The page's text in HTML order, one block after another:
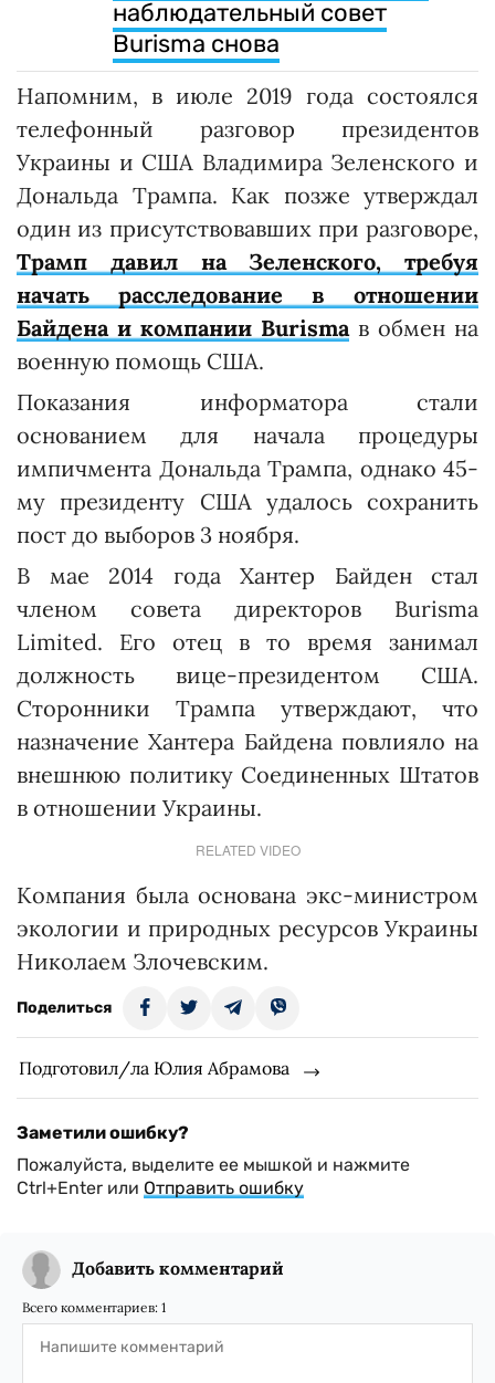
наблюдательный совет
Burisma снова
Напомним, в июле 2019 года состоялся
телефонный разговор президентов
Украины и США Владимира Зеленского и
Дональда Трампа. Как позже утверждал
один из присутствовавших при разговоре,
Трамп давил на Зеленского, требуя
начать расследование в отношении
Байдена и компании Burismaв обмен на
военную помощь США.
Показания информатора стали
основанием для начала процедуры
импичмента Дональда Трампа, однако 45-
му президенту США удалось сохранить
пост до выборов 3 ноября.
В мае 2014 года Хантер Байден стал
членом совета директоров Burisma
Limited. Его отец в то время занимал
должность вице-президентом США.
Сторонники Трампа утверждают, что
назначение Хантера Байдена повлияло на
внешнюю политику Соединенных Штатов
в отношении Украины.
RELATED VIDEO
Компания была основана экс-министром
экологии и природных ресурсов Украины
Николаем Злочевским.
Поделиться
Подготовил/ла Юлия Абрамова
Заметили ошибку?
Пожалуйста, выделите ее мышкой и нажмите
Ctrl+Enter или Отправить ошибку
Добавить комментарий
Всего комментариев: 1